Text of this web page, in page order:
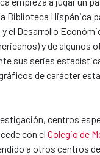
Biblioteca Hispánica
el Desarrollo
y de
sus series
de carácter
centros
con el Colegio de
a otros centros